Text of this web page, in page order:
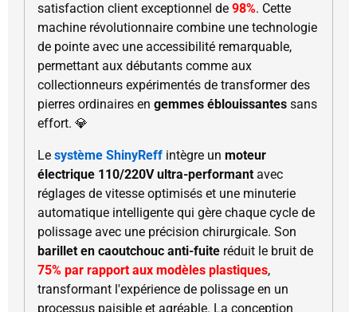
satisfaction client exceptionnel de 98%. Cette
machine révolutionnaire combine une technologie
de pointe avec une accessibilité remarquable,
permettant aux débutants comme aux
collectionneurs expérimentés de transformer des
pierres ordinaires en gemmes éblouissantes sans
effort. 💎
Le système ShinyReff intègre un moteur
électrique 110/220V ultra-performant avec
réglages de vitesse optimisés et une minuterie
automatique intelligente qui gère chaque cycle de
polissage avec une précision chirurgicale. Son
barillet en caoutchouc anti-fuite réduit le bruit de
75% par rapport aux modèles plastiques,
transformant l'expérience de polissage en un
processus paisible et agréable. La conception